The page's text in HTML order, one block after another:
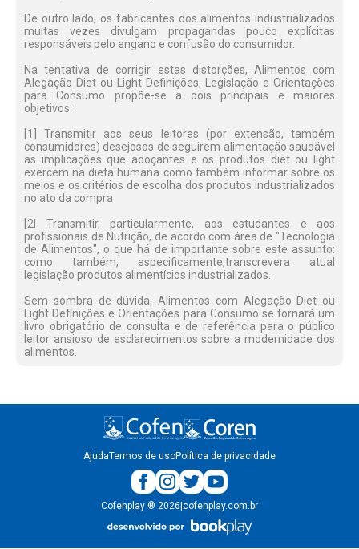
De outro lado, os fabricantes dos alimentos industrializados
muitas vezes divulgam propagandas pouco explícitas
responsáveis pelo engano e confusão do consumidor.
Na tentativa de corrigir estas distorções, Alimentos com
Alegação Diet ou Light Definições, Legislação e Orientações
para Consumo propõe-se a dois principais e maiores
objetivos:
[1] Transmitir aos seus leitores (por extensão, também
consumidores) desejosos de seguirem alimentação saudável
as implicações que adoçantes e os produtos diet ou light
exercem na dieta humana como também informar sobre os
meios e os critérios de escolha dos produtos industrializados
no ato da compra
[2l Transmitir, particularmente, aos estudantes e aos
profissionais de Nutrição, de acordo com área de "Tecnologia
de Alimentos", o que há de importante sobre este assunto:
como também, especificamente,transcrevera atual
legislação produtos alimentícios industrializados.
Sem sombra de dúvida, Alimentos com Alegação Diet ou
Light Definições e Orientações para Consumo se tornará um
livro obrigatório de consulta e de referência para o público
leitor ansioso de esclarecimentos sobre a modernidade dos
alimentos.
AjudaTermos de usoPolítica de privacidade
Cofenplay ® 2026 cofenplay.com.br